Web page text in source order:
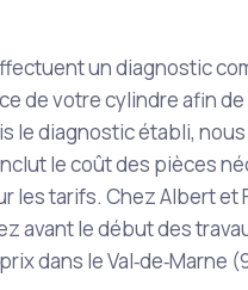
un diagnostic
de votre cylindre afin
le diagnostic établi,
le coût des pièces
tarifs. Chez Albert et
avant le début des
dans le Val‑de‑Marne